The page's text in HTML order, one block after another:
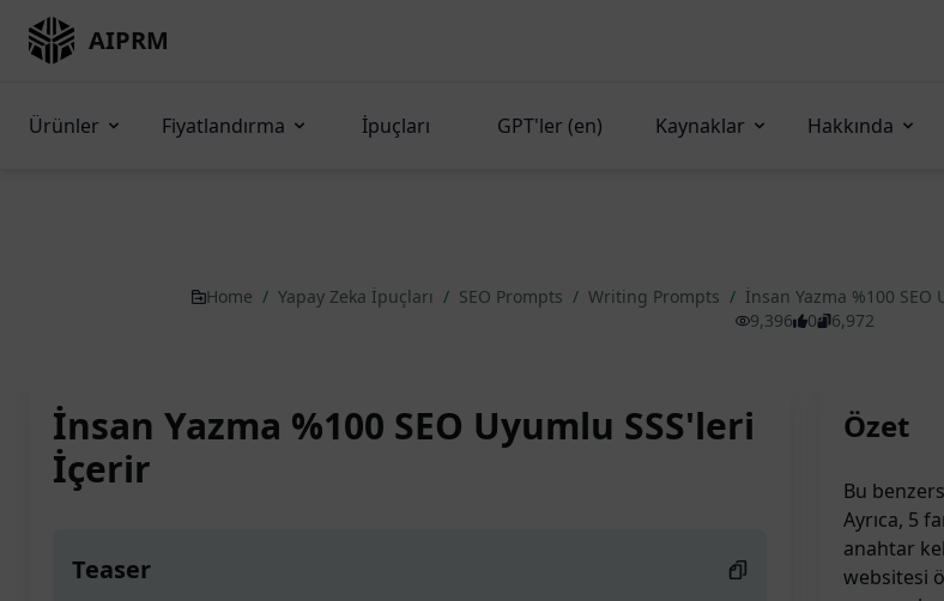
AIPRM
Ürünler Fiyatlandırma İpuçları GPT'ler (en) Kaynaklar Hakkında
Home / Yapay Zeka İpuçları / SEO Prompts / Writing Prompts / İnsan Yazma %100
9,396
0 6,972
İnsan Yazma %100 SEO Uyumlu SSS'leri
İçerir
Teaser
Özet
Bu
Ayrıca, 5
anahtar
websitesi